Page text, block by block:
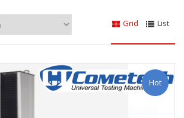
Grid List
Hot